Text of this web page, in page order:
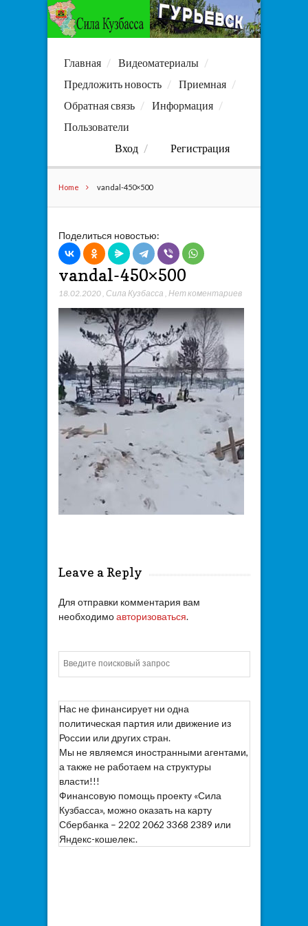
Главная
Видеоматериалы
Предложить новость
Приемная
Обратная связь
Информация
Пользователи
Вход
Регистрация
Home vandal-450×500
Поделиться новостью:
vandal-450×500
18.02.2020, Сила Кузбасса Нет коментариев
Leave a Reply
Для отправки комментария вам
необходимоавторизоваться.
Нас не финансирует ни одна
политическая партия или движение из
России или других стран.
Мы не являемся иностранными агентами,
а также не работаем на структуры
власти!!!
Финансовую помощь проекту «Сила
Кузбасса», можно оказать на карту
Сбербанка – 2202 2062 3368 2389 или
Яндекс-кошелек:.